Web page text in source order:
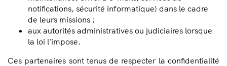
notifications, sécurité informatique) dans le cadre
de leurs missions ;
aux autorités administratives ou judiciaires lorsque
la loi l'impose.
Ces partenaires sont tenus de respecter la confidentialité